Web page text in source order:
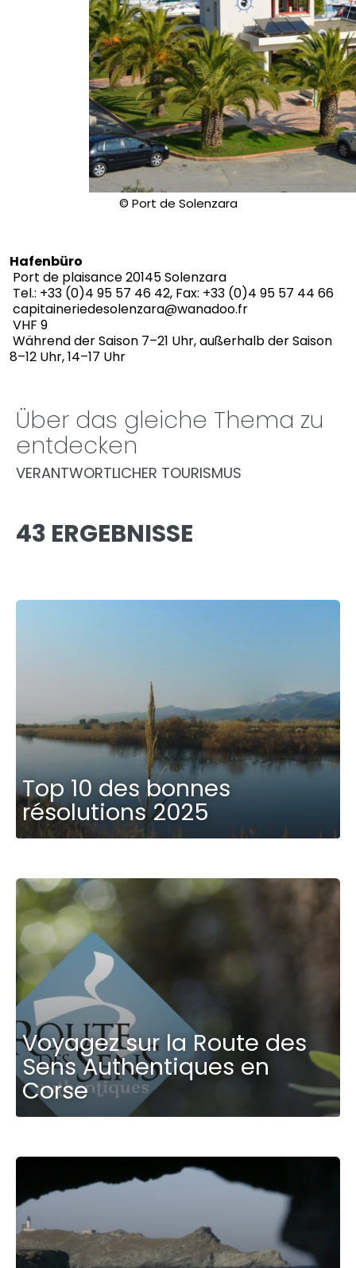
© Port de Solenzara
Hafenbüro
Port de plaisance 20145 Solenzara
Tel.: +33 (0)4 95 57 46 42, Fax: +33 (0)4 95 57 44 66
capitaineriedesolenzara@wanadoo.fr
VHF 9
Während der Saison 7–21 Uhr, außerhalb der Saison
8–12 Uhr, 14–17 Uhr
Über das gleiche Thema zu
entdecken
VERANTWORTLICHER TOURISMUS
43 ERGEBNISSE
Top 10 des bonnes
résolutions 2025
Voyagez sur la Route des
Sens Authentiques en
Corse